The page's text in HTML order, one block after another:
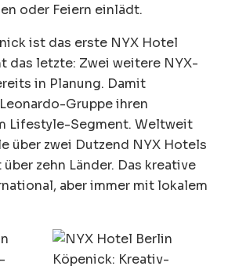
oder Feiern einlädt.
ist das erste NYX Hotel
das letzte: Zwei weitere NYX-
in Planung. Damit
Gruppe ihren
Lifestyle-Segment. Weltweit
über zwei Dutzend NYX Hotels
zehn Länder. Das kreative
aber immer mit lokalem